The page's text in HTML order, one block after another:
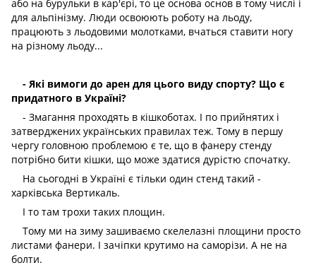
або на бурульки в кар'єрі, то це основа основ в тому числі і
для альпінізму. Люди освоюють роботу на льоду,
працюють з льодовими молотками, вчаться ставити ногу
на різному льоду...
- Які вимоги до арен для цього виду спорту? Що є
придатного в Україні?
- Змагання проходять в кішкоботах. І по прийнятих і
затверджених українських правилах теж. Тому в першу
чергу головною проблемою є те, що в фанеру стенду
потрібно бити кішки, що може здатися дурістю спочатку.
На сьогодні в Україні є тільки один стенд такий -
харківська Вертикаль.
І то там трохи таких площин.
Тому ми на зиму зашиваємо скелелазні площини просто
листами фанери. І зачіпки крутимо на саморізи. А не на
болти.